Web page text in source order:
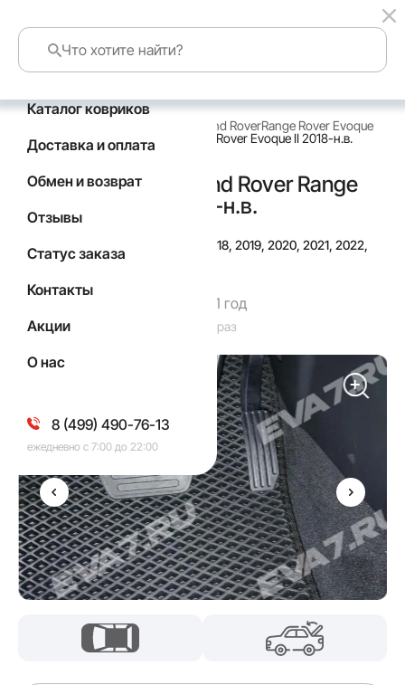
Каталог ковриков
Доставка и оплата
Обмен и возврат
Отзывы
Статус заказа
Контакты
Акции
О нас
8 (499) 490-76-13
ежедневно с 7:00 до 22:00
Land RoverRange Rover Evoque
Коврики в салон Land Rover Range Rover Evoque II 2018-н.в.
Коврики в салон Land Rover Range
Rover Evoque II 2018-н.в.
Подойдут для
Год выпуска а/м: 2018, 2019, 2020, 2021, 2022,
2023, 2024, 2025, 2026
Гарантия производителя 1 год
Код товара: 7020 Товар заказан: 29 раз